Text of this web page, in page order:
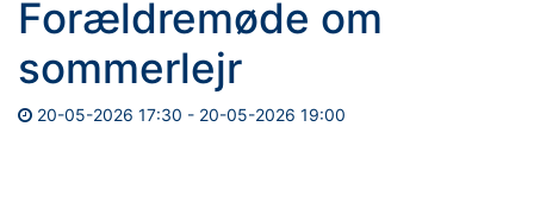
Forældremøde om
sommerlejr
20-05-2026 17:30 - 20-05-2026 19:00